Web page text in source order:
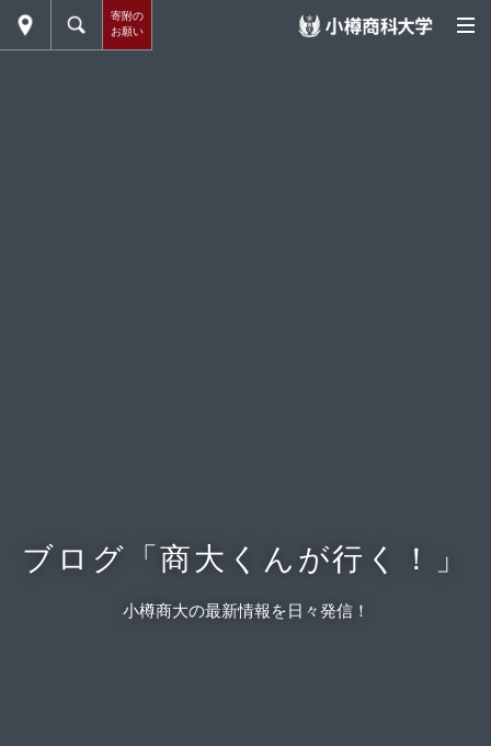
寄附の
お願い
ブログ「商大くんが行く！」
小樽商大の最新情報を日々発信！